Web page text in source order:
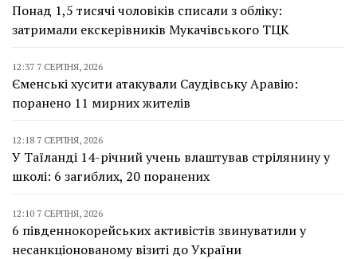
Понад 1,5 тисячі чоловіків списали з обліку:
затримали екскерівників Мукачівського ТЦК
12:37 7 СЕРПНЯ, 2026
Єменські хусити атакували Саудівську Аравію:
поранено 11 мирних жителів
12:18 7 СЕРПНЯ, 2026
У Таїланді 14-річний учень влаштував стрілянину у
школі: 6 загиблих, 20 поранених
12:10 7 СЕРПНЯ, 2026
6 південнокорейських активістів звинуватили у
несанкціонованому візиті до України